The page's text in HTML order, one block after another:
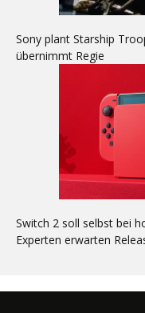
Sony plant Starship
übernimmt Regie
Switch 2 soll selbst bei
Experten erwarten